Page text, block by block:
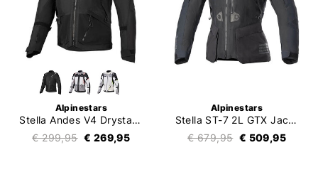
Alpinestars
Stella Andes V4 Drystar Jacket
€ 299,95 € 269,95
Alpinestars
Stella ST-7 2L GTX Jacket
€ 679,95 € 509,95